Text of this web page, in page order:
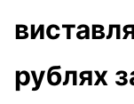
рублях